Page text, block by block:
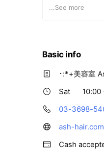
カット・パー
...See more
Basic info
･:*+美容室
Sat
10:00
03-3698-
ash-
Cash